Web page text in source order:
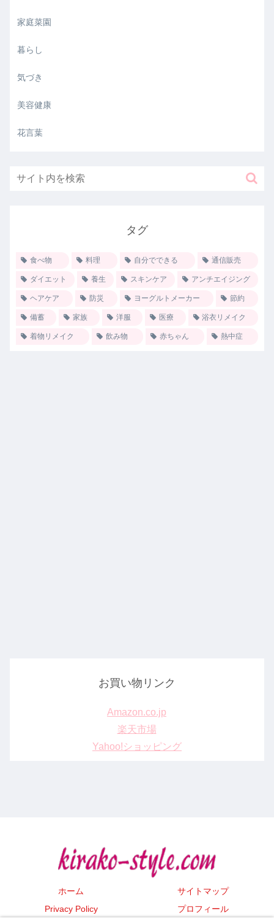
家庭菜園
暮らし
気づき
美容健康
花言葉
タグ
食べ物 料理 自分でできる 通信販売
ダイエット 養生 スキンケア アンチエイジング
ヘアケア 防災 ヨーグルトメーカー 節約
備蓄 家族 洋服 医療 浴衣リメイク
着物リメイク 飲み物 赤ちゃん 熱中症
お買い物リンク
Amazon.co.jp
楽天市場
Yahoo!ショッピング
ホーム
サイトマップ
Privacy Policy
プロフィール